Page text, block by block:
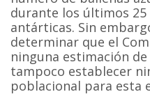
durante los últimos 25
antárticas. Sin
determinar que el
ninguna estimación
tampoco establecer
poblacional para esta